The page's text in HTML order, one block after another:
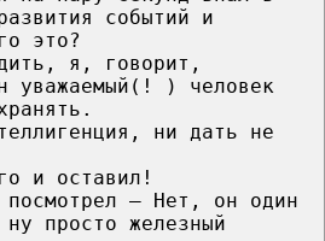
событий и
это?
я, говорит,
уважаемый(! ) человек
ни дать не
и оставил!
посмотрел — Нет, он один
просто железный